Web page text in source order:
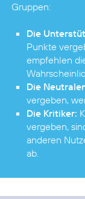
Gruppen:
Die
Punkte
empfehlen
Die
vergeben,
Die Kritiker:
vergeben,
anderen
ab.